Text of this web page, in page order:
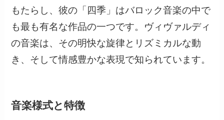
もたらし、彼の「四季」はバロック音楽の中で
も最も有名な作品の一つです。ヴィヴァルディ
の音楽は、その明快な旋律とリズミカルな動
き、そして情感豊かな表現で知られています。
音楽様式と特徴